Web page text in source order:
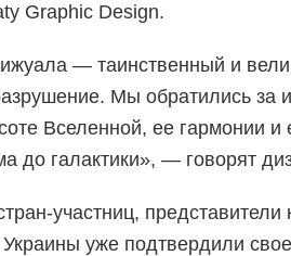
Graphiс Design.
— таинственный и
Мы обратились за
Вселенной, ее гармонии и
до галактики», — говорят
участниц, представители
уже подтвердили